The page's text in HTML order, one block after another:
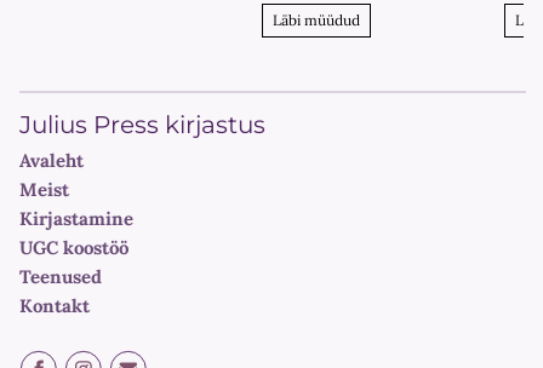
Läbi müüdud
Julius Press kirjastus
Avaleht
Meist
Kirjastamine
UGC koostöö
Teenused
Kontakt